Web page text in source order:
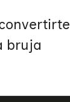
bruja